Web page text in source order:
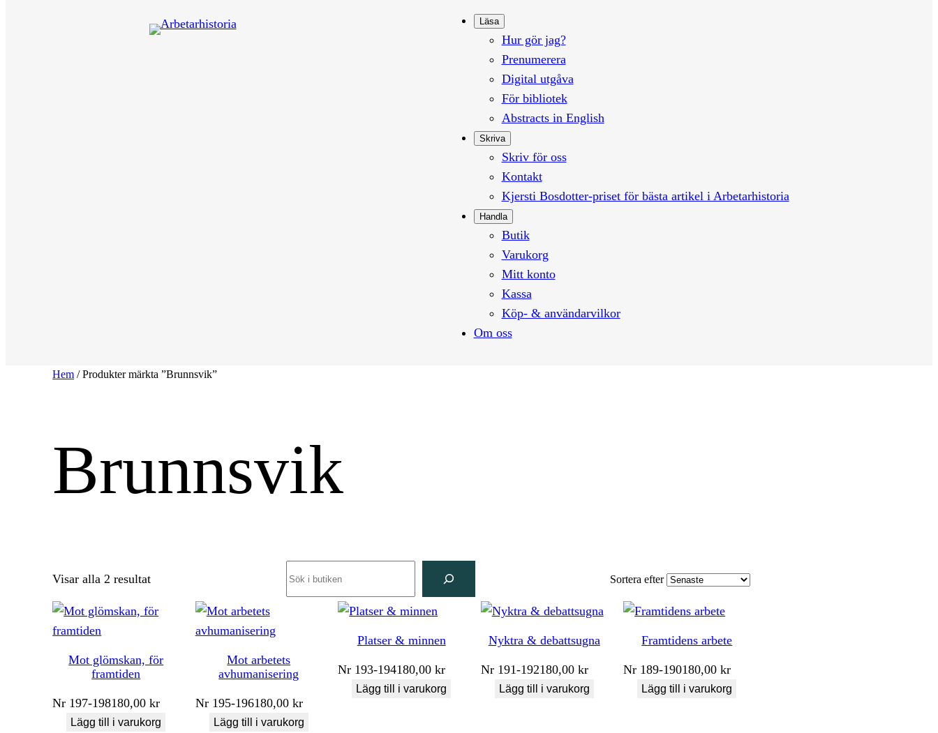
Läsa
Hur gör jag?
Prenumerera
Digital utgåva
För bibliotek
Abstracts in English
Skriva
Skriv för oss
Kontakt
Kjersti Bosdotter-priset för bästa artikel i Arbetarhistoria
Handla
Butik
Varukorg
Mitt konto
Kassa
Köp- & användarvilkor
Om oss
Hem / Produkter märkta ”Brunnsvik”
Brunnsvik
Visar alla 2 resultatSortera
senaste
Sortera efter
Mot glömskan, för
framtiden
Nr 197-198180,00kr
Lägg till i varukorg
Mot arbetets
avhumanisering
Nr 195-196180,00 kr
Lägg till i varukorg
Platser & minnen
Nr 193-194180,00kr
Lägg till i varukorg
Nyktra & debattsugna
Nr 191-192180,00 kr
Lägg till i varukorg
Framtidens arbete
Nr 189-190180,00kr
Lägg till i varukorg